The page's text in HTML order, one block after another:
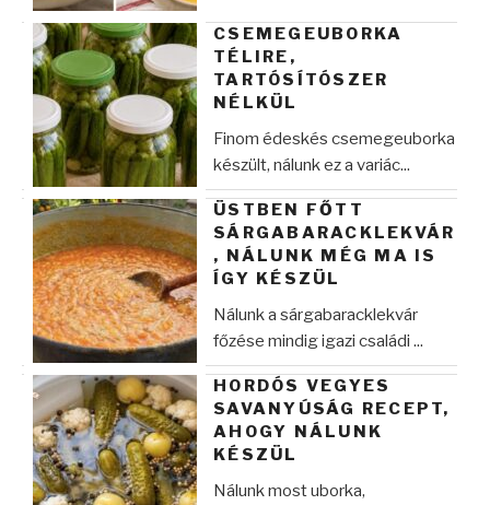
CSEMEGEUBORKA
TÉLIRE,
TARTÓSÍTÓSZER
NÉLKÜL
Finom édeskés csemegeuborka
készült, nálunk ez a variác...
ÜSTBEN FŐTT
SÁRGABARACKLEKVÁR
, NÁLUNK MÉG MA IS
ÍGY KÉSZÜL
Nálunk a sárgabaracklekvár
főzése mindig igazi családi ...
HORDÓS VEGYES
SAVANYÚSÁG RECEPT,
AHOGY NÁLUNK
KÉSZÜL
Nálunk most uborka,